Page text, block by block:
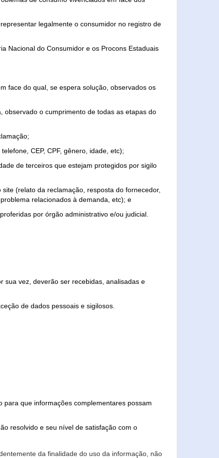
legalmente o consumidor no registro de
Nacional do Consumidor e os Procons Estaduais
face do qual, se espera solução, observados os
observado o cumprimento de todas as etapas do
CEP, CPF, gênero, idade, etc);
de terceiros que estejam protegidos por sigilo
(relato da reclamação, resposta do fornecedor,
relacionados à demanda, etc); e
por órgão administrativo e/ou judicial.
sua vez, deverão ser recebidas, analisadas e
de dados pessoais e sigilosos.
que informações complementares possam
resolvido e seu nível de satisfação com o
da finalidade do uso da informação, não